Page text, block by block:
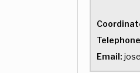
Email: